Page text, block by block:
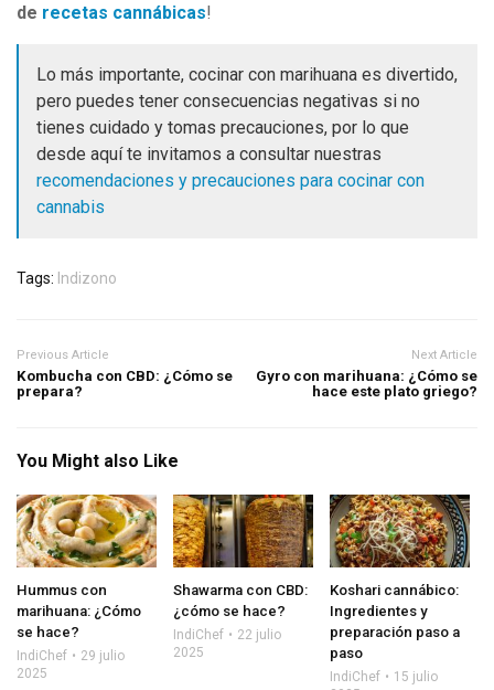
de recetas cannábicas!
Lo más importante, cocinar con marihuana es divertido,
pero puedes tener consecuencias negativas si no
tienes cuidado y tomas precauciones, por lo que
desde aquí te invitamos a consultar nuestras
recomendaciones y precauciones para cocinar con
cannabis
Tags: Indizono
Previous Article
Kombucha con CBD: ¿Cómo se
prepara?
Next Article
Gyro con marihuana: ¿Cómo se
hace este plato griego?
You Might also Like
Hummus con
marihuana: ¿Cómo
se hace?
IndiChef
29 julio
2025
Shawarma con CBD:
¿cómo se hace?
IndiChef
22 julio
2025
Koshari cannábico:
Ingredientes y
preparación paso a
paso
IndiChef
15 julio